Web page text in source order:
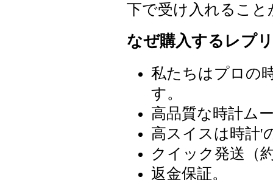
下で受け入れるこ
なぜ購入するレプ
私たちはプロの
す。
高品質な時計ム
高スイスは時計'
クイック発送（
返金保証。